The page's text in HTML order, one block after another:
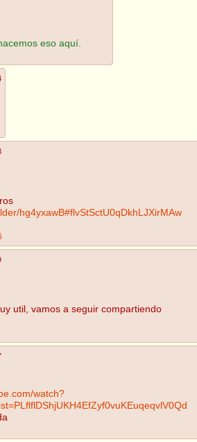
eso aquí.
hg4yxawB#flvStSctU0qDkhLJXirMAw
util, vamos a seguir compartiendo
watch?